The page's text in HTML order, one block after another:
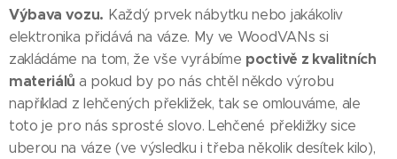
Výbava vozu. Každý prvek nábytku nebo jakákoliv
elektronika přidává na váze. My ve WoodVANs si
zakládáme na tom, že vše vyrábíme poctivě z kvalitních
materiálů a pokud by po nás chtěl někdo výrobu
například z lehčených překližek, tak se omlouváme, ale
toto je pro nás sprosté slovo. Lehčené překližky sice
uberou na váze (ve výsledku i třeba několik desítek kilo),